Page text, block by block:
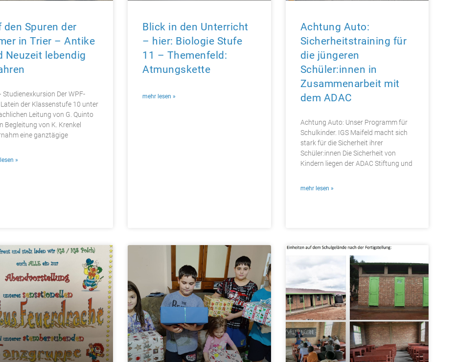
den Spuren der
in Trier – Antike
Neuzeit lebendig
Studienexkursion Der WPF-
der Klassenstufe 10 unter
Leitung von G. Quinto
Begleitung von K. Krenkel
eine ganztägige
»
Blick in den Unterricht
– hier: Biologie Stufe
11 – Themenfeld:
Atmungskette
mehr lesen »
Achtung Auto:
Sicherheitstraining für
die jüngeren
Schüler:innen in
Zusammenarbeit mit
dem ADAC
Achtung Auto: Unser Programm für
Schulkinder. IGS Maifeld macht sich
stark für die Sicherheit ihrer
Schüler:innen Die Sicherheit von
Kindern liegen der ADAC Stiftung und
mehr lesen »